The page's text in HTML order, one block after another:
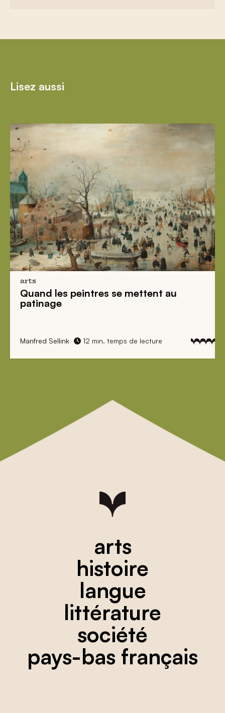
Lisez aussi
arts
Quand les peintres se mettent au
patinage
Manfred Sellink 12 min. temps de lecture
arts
histoire
langue
littérature
société
pays-bas français